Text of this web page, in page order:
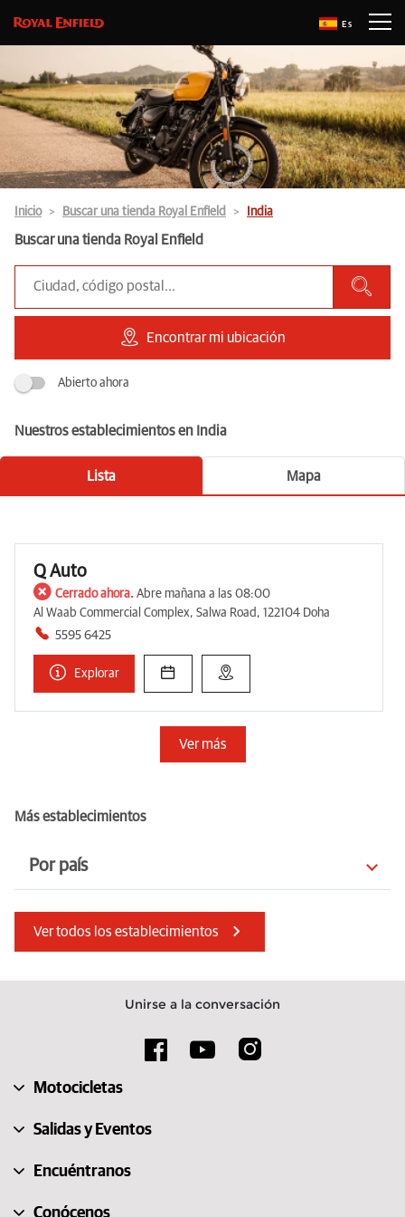
Es
Inicio Buscar una tienda Royal Enfield India
Buscar una tienda Royal Enfield
Encontrar mi ubicación
Abierto ahora
Nuestros establecimientos en India
Lista Mapa
Q Auto
Cerrado ahora. Abre mañana a las 08:00
Al Waab Commercial Complex, Salwa Road, 122104 Doha
5595 6425
Explorar
Ver más
Más establecimientos
Por país
Eslovenia
Eslovaquia
Polonia
Ver todos los establecimientos
Unirse a la conversación
Motocicletas
Salidas y Eventos
Encuéntranos
Conócenos